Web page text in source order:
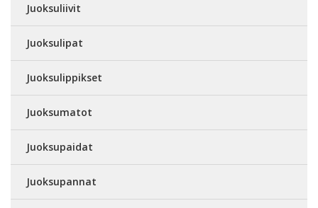
Juoksuliivit
Juoksulipat
Juoksulippikset
Juoksumatot
Juoksupaidat
Juoksupannat